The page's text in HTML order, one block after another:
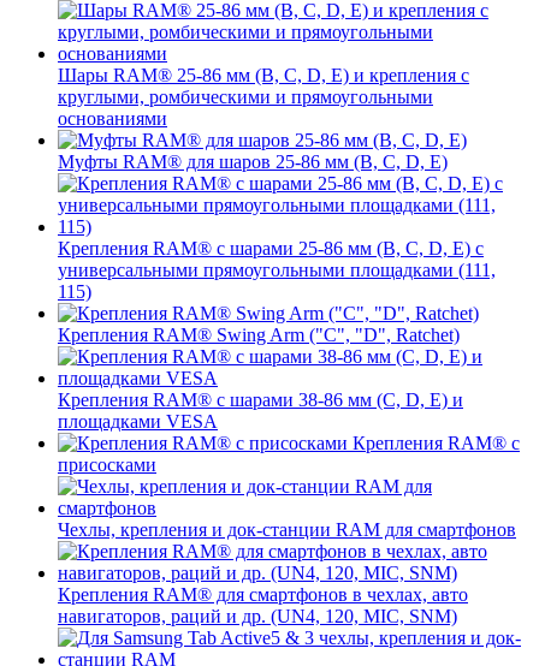
Шары RAM® 25-86 мм (B, C, D, E) и крепления с
круглыми, ромбическими и прямоугольными
основаниями
Муфты RAM® для шаров 25-86 мм (B, C, D, E)
Крепления RAM® с шарами 25-86 мм (B, C, D, E) с
универсальными прямоугольными площадками (111,
115)
Крепления RAM® Swing Arm ("C", "D", Ratchet)
Крепления RAM® с шарами 38-86 мм (C, D, E) и
площадками VESA
Крепления RAM® с
присосками
Чехлы, крепления и док-станции RAM для смартфонов
Крепления RAM® для смартфонов в чехлах, авто
навигаторов, раций и др. (UN4, 120, MIC, SNM)